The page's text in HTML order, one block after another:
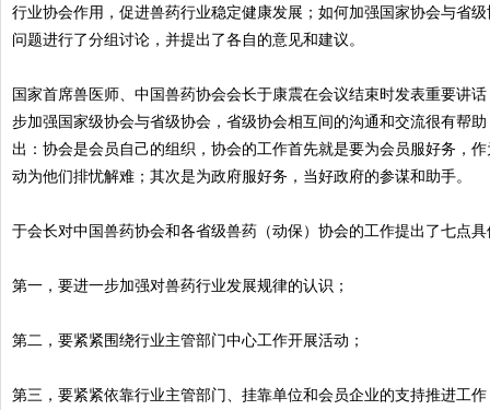
行业协会作用，促进兽药行业稳定健康发展；如何加强国家协会与省
问题进行了分组讨论，并提出了各自的意见和建议。
国家首席兽医师、中国兽药协会会长于康震在会议结束时发表重要讲
步加强国家级协会与省级协会，省级协会相互间的沟通和交流很有帮
出：协会是会员自己的组织，协会的工作首先就是要为会员服好务，
动为他们排忧解难；其次是为政府服好务，当好政府的参谋和助手。
于会长对中国兽药协会和各省级兽药（动保）协会的工作提出了七点
第一，要进一步加强对兽药行业发展规律的认识；
第二，要紧紧围绕行业主管部门中心工作开展活动；
第三，要紧紧依靠行业主管部门、挂靠单位和会员企业的支持推进工作